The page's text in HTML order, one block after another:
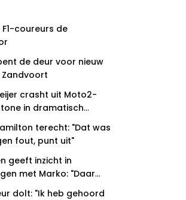
coureurs de
de deur voor nieuw
crasht uit Moto2-
in dramatisch
terecht: "Dat was
fout, punt uit"
geeft inzicht in
met Marko: "Daar
verrast"
dolt: "Ik heb gehoord